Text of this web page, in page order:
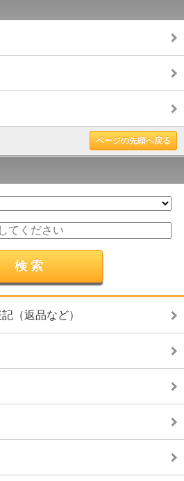
ページの先頭へ戻る
（返品など）